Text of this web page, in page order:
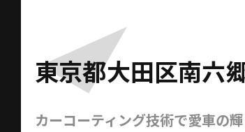
東京都大田区南六
カーコーティング技術で愛車の